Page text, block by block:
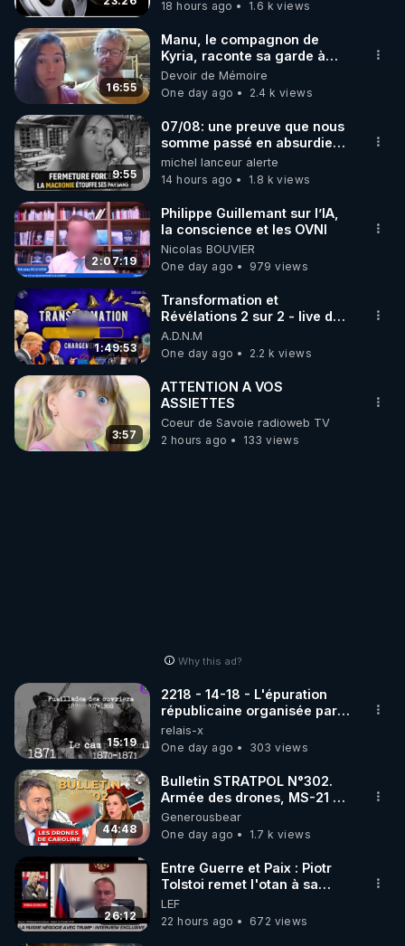
code : REGENERE10
▶ 30 jours gratuit sur l’application de méditation et
de bien-être ENVOL :
Rendez-vous sur https://www.envol.app/code
le code : REGENERE
18 hours ago 1.6 k views
16:55
Manu, le compagnon de
Kyria, raconte sa garde à
vue musclée. PARTAGEZ!
Devoir de Mémoire
One day ago
2.4 k views
9:55
07/08: une preuve que nous
somme passé en absurdie
une dictature qui veut faire
taire ses opposant !
michel lanceur alerte
14 hours ago
1.8 k views
2:07:19
Philippe Guillemant sur l’IA,
la conscience et les OVNI
Nicolas BOUVIER
One day ago
979 views
1:49:53
Transformation et
Révélations 2 sur 2 - live du
07/08/26
A.D.N.M
One day ago
2.2 k views
3:57
ATTENTION A VOS
ASSIETTES
Coeur de Savoie radioweb TV
2 hours ago
133 views
Why this ad?
15:19
2218 - 14-18 - L'épuration
républicaine organisée par
les frères de la truelle
relais-x
One day ago
303 views
44:48
Bulletin STRATPOL N°302.
Armée des drones, MS-21 en
série, missiles coréens.
07.08.2026.
Generousbear
One day ago
1.7 k views
26:12
Entre Guerre et Paix : Piotr
Tolstoi remet l'otan à sa
place - Interview exclusif
LEF
22 hours ago
672 views